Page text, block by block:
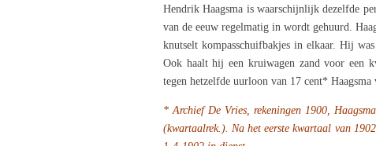
Hendrik Haagsma is waarschijnlijk dezelfde
van de eeuw regelmatig in wordt gehuurd.
knutselt kompasschuifbakjes in elkaar. Hij
Ook haalt hij een kruiwagen zand voor een
tegen hetzelfde uurloon van 17 cent*
* Archief De Vries, rekeningen 1900,
(kwartaalrek.). Na het eerste kwartaal van 1902